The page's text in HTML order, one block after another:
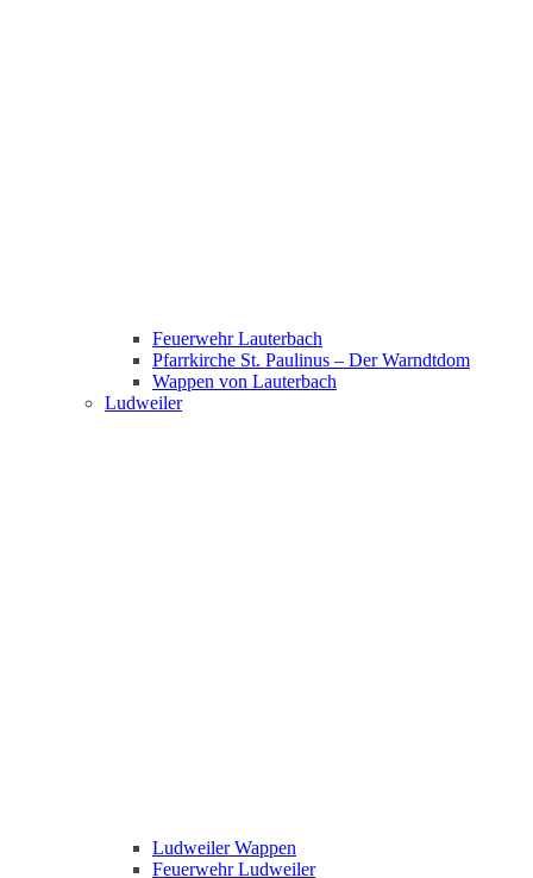
Feuerwehr Lauterbach
Pfarrkirche St. Paulinus – Der Warndtdom
Wappen von Lauterbach
Ludweiler
Ludweiler Wappen
Feuerwehr Ludweiler